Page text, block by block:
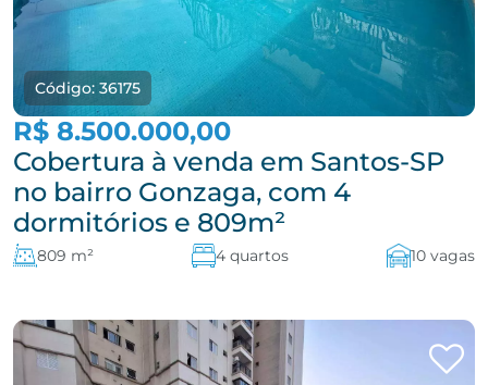
Código: 36175
R$ 8.500.000,00
Cobertura à venda em Santos-SP
no bairro Gonzaga, com 4
dormitórios e 809m²
809 m² 4 quartos 10 vagas